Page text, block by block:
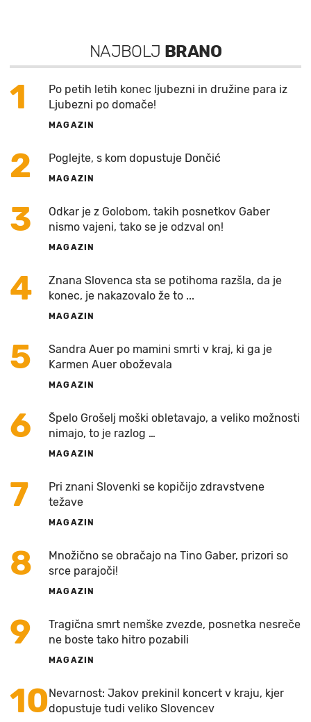
NAJBOLJ BRANO
1
Po petih letih konec ljubezni in družine para iz
Ljubezni po domače!
MAGAZIN
2 Poglejte, s kom dopustuje Dončić
MAGAZIN
3
Odkar je z Golobom, takih posnetkov Gaber
nismo vajeni, tako se je odzval on!
MAGAZIN
4
Znana Slovenca sta se potihoma razšla, da je
konec, je nakazovalo že to ...
MAGAZIN
5
Sandra Auer po mamini smrti v kraj, ki ga je
Karmen Auer oboževala
MAGAZIN
6
Špelo Grošelj moški obletavajo, a veliko možnosti
nimajo, to je razlog …
MAGAZIN
7
Pri znani Slovenki se kopičijo zdravstvene
težave
MAGAZIN
8
Množično se obračajo na Tino Gaber, prizori so
srce parajoči!
MAGAZIN
9
Tragična smrt nemške zvezde, posnetka nesreče
ne boste tako hitro pozabili
MAGAZIN
10Nevarnost: Jakov prekinil koncert v kraju, kjer
dopustuje tudi veliko Slovencev